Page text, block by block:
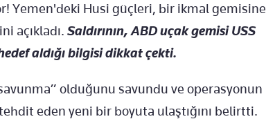
Yemen'deki Husi güçleri, bir ikmal gemisine
açıkladı. Saldırının, ABD uçak gemisi USS
aldığı bilgisi dikkat çekti.
olduğunu savundu ve operasyonun
eden yeni bir boyuta ulaştığını belirtti.